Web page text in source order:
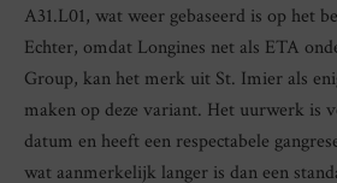
A31.L01, wat weer gebaseerd is op het
Echter, omdat Longines net als ETA
Group, kan het merk uit St. Imier als
maken op deze variant. Het uurwerk is
datum en heeft een respectabele
wat aanmerkelijk langer is dan een